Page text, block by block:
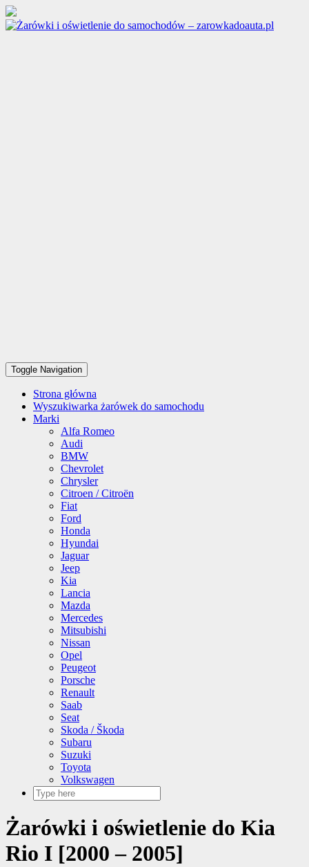
Toggle Navigation
Strona główna
Wyszukiwarka żarówek do samochodu
Marki
Alfa Romeo
Audi
BMW
Chevrolet
Chrysler
Citroen / Citroën
Fiat
Ford
Honda
Hyundai
Jaguar
Jeep
Kia
Lancia
Mazda
Mercedes
Mitsubishi
Nissan
Opel
Peugeot
Porsche
Renault
Saab
Seat
Skoda / Škoda
Subaru
Suzuki
Toyota
Volkswagen
Żarówki i oświetlenie do Kia
Rio I [2000 – 2005]